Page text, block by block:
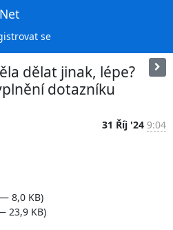
se
dělat jinak, lépe?
dotazníku
31 Říj '24 9:04
8,0 KB)
23,9 KB)